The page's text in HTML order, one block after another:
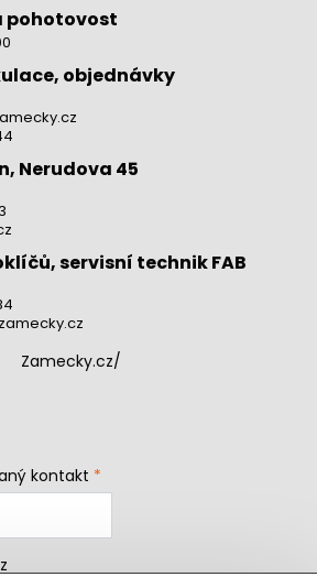
pohotovost
objednávky
Nerudova 45
servisní technik FAB
Zamecky.cz/
kontakt *